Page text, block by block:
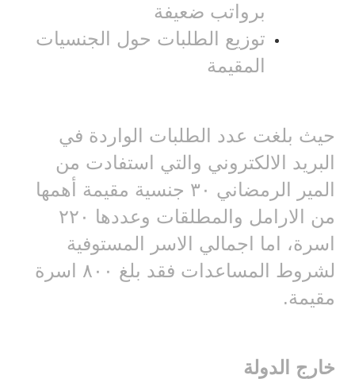
برواتب ضعيفة
توزيع الطلبات حول الجنسيات
المقيمة
حيث بلغت عدد الطلبات الواردة في
البريد الالكتروني والتي استفادت من
المير الرمضاني ٣٠ جنسية مقيمة أهمها
من الارامل والمطلقات وعددها ٢٢٠
اسرة، اما اجمالي الاسر المستوفية
لشروط المساعدات فقد بلغ ٨٠٠ اسرة
مقيمة.
خارج الدولة